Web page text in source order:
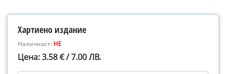
Хартиено издание
Наличност: НЕ
Цена: 3.58 € / 7.00 ЛВ.